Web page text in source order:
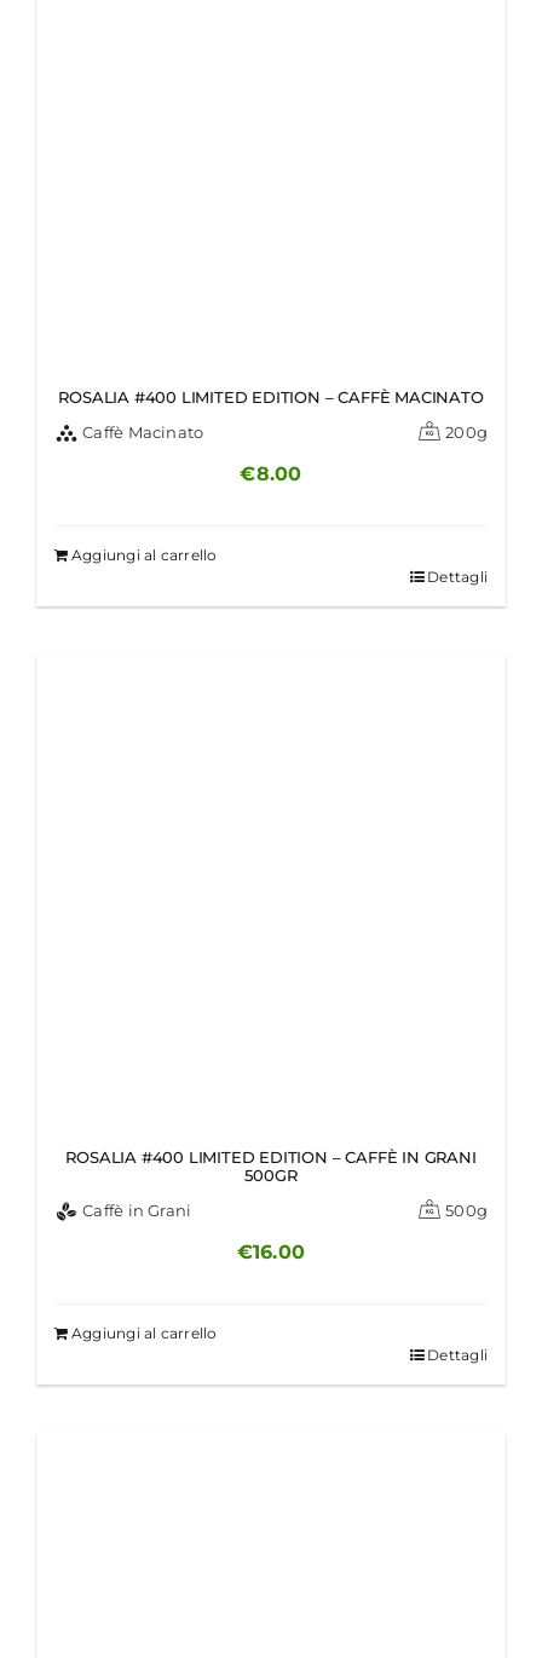
ROSALIA #400 LIMITED EDITION – CAFFÈ MACINATO
Caffè Macinato
200g
€8.00
Aggiungi al carrello
Dettagli
ROSALIA #400 LIMITED EDITION – CAFFÈ IN GRANI
500GR
Caffè in Grani
500g
€16.00
Aggiungi al carrello
Dettagli